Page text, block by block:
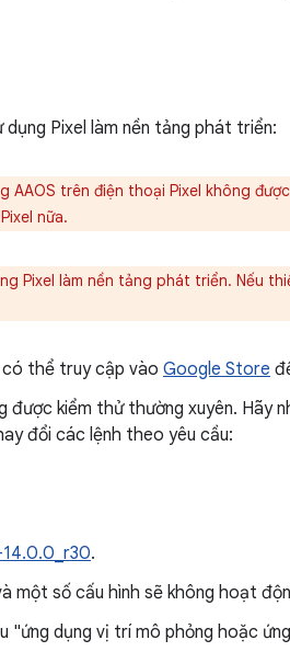
Pixel làm nền tảng phát triển:
AAOS trên điện thoại Pixel không
nữa.
Pixel làm nền tảng phát triển. Nếu
có thể truy cập vào Google Store
kiểm thử thường xuyên. Hãy
đổi các lệnh theo yêu cầu:
.
một số cấu hình sẽ không hoạt
"ứng dụng vị trí mô phỏng hoặc